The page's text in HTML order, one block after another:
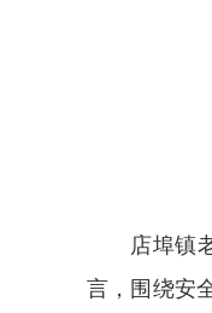
店埠镇
言，围绕安